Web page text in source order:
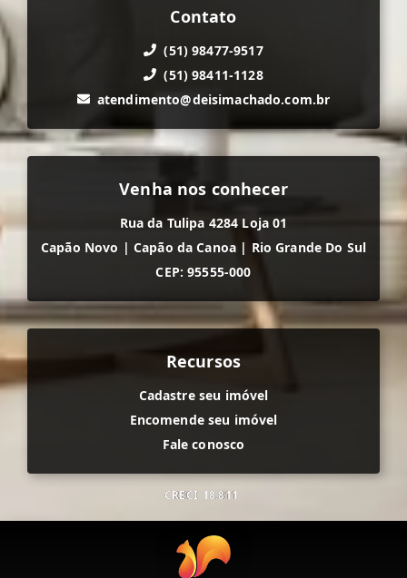
Contato
(51) 98477-9517
(51) 98411-1128
atendimento@deisimachado.com.br
Venha nos conhecer
Rua da Tulipa 4284 Loja 01
Capão Novo | Capão da Canoa | Rio Grande Do Sul
CEP: 95555-000
Recursos
Cadastre seu imóvel
Encomende seu imóvel
Fale conosco
CRECI 18.811